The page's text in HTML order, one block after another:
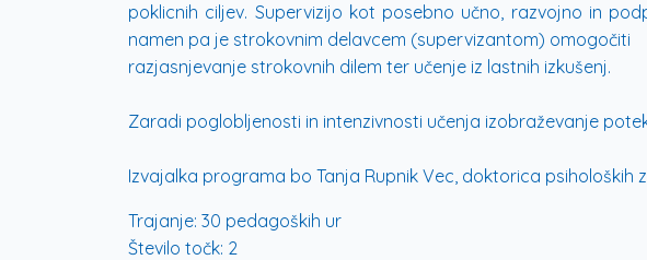
poklicnih ciljev. Supervizijo kot posebno učno, razvojno in
namen pa je strokovnim delavcem (supervizantom) omogočiti
razjasnjevanje strokovnih dilem ter učenje iz lastnih izkušenj.
Zaradi poglobljenosti in intenzivnosti učenja izobraževanje
Izvajalka programa bo Tanja Rupnik Vec, doktorica
Trajanje: 30 pedagoških ur
Število točk: 2